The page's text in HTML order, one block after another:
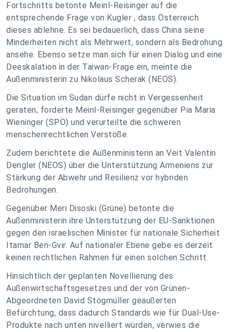
Fortschritts betonte Meinl-Reisinger auf die
entsprechende Frage von Kugler , dass Österreich
dieses ablehne. Es sei bedauerlich, dass China seine
Minderheiten nicht als Mehrwert, sondern als Bedrohung
ansehe. Ebenso setze man sich für einen Dialog und eine
Deeskalation in der Taiwan-Frage ein, meinte die
Außenministerin zu Nikolaus Scherak (NEOS).
Die Situation im Sudan dürfe nicht in Vergessenheit
geraten, forderte Meinl-Reisinger gegenüber Pia Maria
Wieninger (SPÖ) und verurteilte die schweren
menschenrechtlichen Verstöße.
Zudem berichtete die Außenministerin an Veit Valentin
Dengler (NEOS) über die Unterstützung Armeniens zur
Stärkung der Abwehr und Resilienz vor hybriden
Bedrohungen.
Gegenüber Meri Disoski (Grüne) betonte die
Außenministerin ihre Unterstützung der EU-Sanktionen
gegen den israelischen Minister für nationale Sicherheit
Itamar Ben-Gvir. Auf nationaler Ebene gebe es derzeit
keinen rechtlichen Rahmen für einen solchen Schritt.
Hinsichtlich der geplanten Novellierung des
Außenwirtschaftsgesetzes und der von Grünen-
Abgeordneten David Stögmüller geäußerten
Befürchtung, dass dadurch Standards wie für Dual-Use-
Produkte nach unten nivelliert würden, verwies die